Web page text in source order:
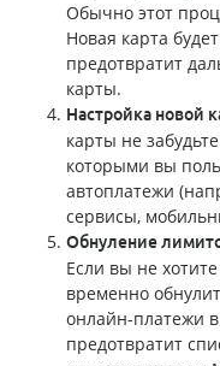
Обычно этот
Новая карта
предотвратит
карты.
Настройка новой
карты не
которыми вы
автоплатежи
сервисы,
Обнуление
Если вы не
временно
онлайн-платежи
предотвратит